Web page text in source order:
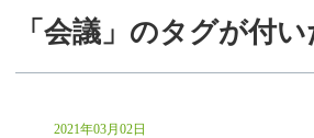
「会議」のタグが付
2021年03月02日